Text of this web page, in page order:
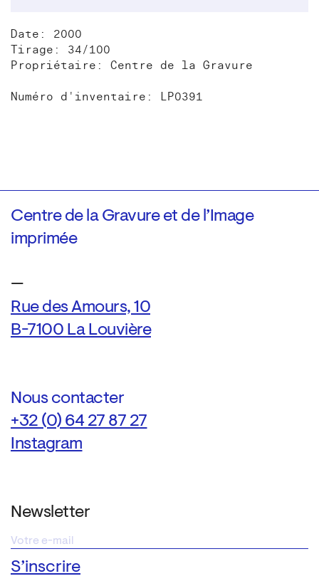
Date: 2000
Tirage: 34/100
Propriétaire: Centre de la Gravure
Numéro d'inventaire: LP0391
Centre de la Gravure et de l’Image
imprimée
—
Rue des Amours, 10
B-7100 La Louvière
Nous contacter
+32 (0) 64 27 87 27
Instagram
Newsletter